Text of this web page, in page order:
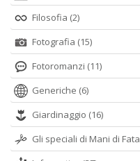
Filosofia (2)
Fotografia (15)
Fotoromanzi (11)
Generiche (6)
Giardinaggio (16)
Gli speciali di Mani di Fata